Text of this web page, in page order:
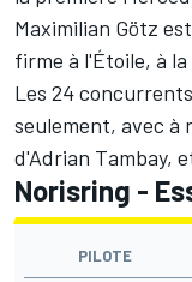
Maximilian Götz
firme à l'Étoile, à
Les 24
seulement, avec à
d'Adrian Tambay,
Norisring -
PILOTE